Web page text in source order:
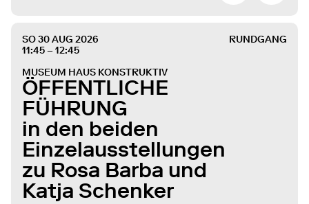
SO 30 AUG 2026
11:45 – 12:45
RUNDGANG
MUSEUM HAUS KONSTRUKTIV
ÖFFENTLICHE
FÜHRUNG
in den beiden
Einzelausstellungen
zu Rosa Barba und
Katja Schenker